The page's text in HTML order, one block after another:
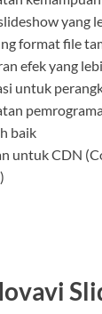
yang
format file
efek yang
untuk
baik
untuk CDN